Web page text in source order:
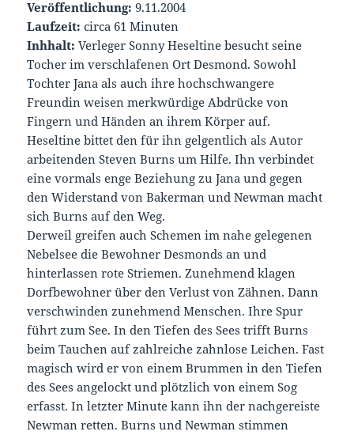
Veröffentlichung: 9.11.2004
Laufzeit: circa 61 Minuten
Inhhalt: Verleger Sonny Heseltine besucht seine
Tocher im verschlafenen Ort Desmond. Sowohl
Tochter Jana als auch ihre hochschwangere
Freundin weisen merkwürdige Abdrücke von
Fingern und Händen an ihrem Körper auf.
Heseltine bittet den für ihn gelgentlich als Autor
arbeitenden Steven Burns um Hilfe. Ihn verbindet
eine vormals enge Beziehung zu Jana und gegen
den Widerstand von Bakerman und Newman macht
sich Burns auf den Weg.
Derweil greifen auch Schemen im nahe gelegenen
Nebelsee die Bewohner Desmonds an und
hinterlassen rote Striemen. Zunehmend klagen
Dorfbewohner über den Verlust von Zähnen. Dann
verschwinden zunehmend Menschen. Ihre Spur
führt zum See. In den Tiefen des Sees trifft Burns
beim Tauchen auf zahlreiche zahnlose Leichen. Fast
magisch wird er von einem Brummen in den Tiefen
des Sees angelockt und plötzlich von einem Sog
erfasst. In letzter Minute kann ihn der nachgereiste
Newman retten. Burns und Newman stimmen